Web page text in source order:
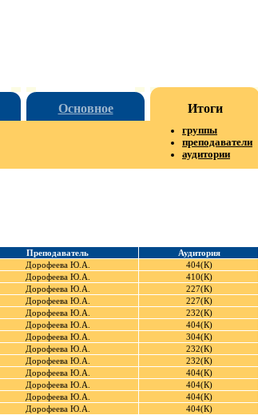
Основное Итоги
группы
преподаватели
аудитории
Преподаватель
Аудитория
Дорофеева Ю.А.
404(К)
Дорофеева Ю.А.
410(К)
Дорофеева Ю.А.
227(К)
Дорофеева Ю.А.
227(К)
Дорофеева Ю.А.
232(К)
Дорофеева Ю.А.
404(К)
Дорофеева Ю.А.
304(К)
Дорофеева Ю.А.
232(К)
Дорофеева Ю.А.
232(К)
Дорофеева Ю.А.
404(К)
Дорофеева Ю.А.
404(К)
Дорофеева Ю.А.
404(К)
Дорофеева Ю.А.
404(К)